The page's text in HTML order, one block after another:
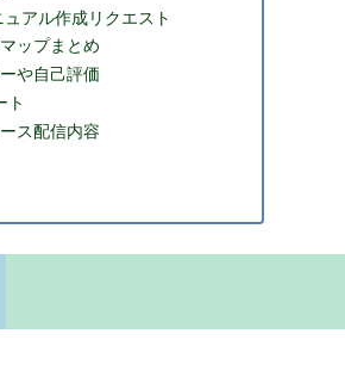
アル作成リクエスト
ップまとめ
や自己評価
ト
ス配信内容